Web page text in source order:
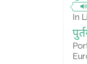
In